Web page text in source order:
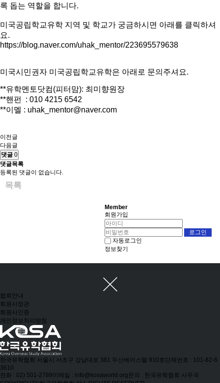
록 돕는 역할을 합니다.
미국공립학교유학 지역 및 학교가 궁금하시면 아래를 클릭하셔
요.
https://blog.naver.com/uhak_mentor/223695579638
미국시민권자 미국공립학교유학은 아래로 문의주셔요.
**유학멘토닷컴(피터맘): 최미향원장
**핸펀 : 010 4215 6542
**이멜 : uhak_mentor@naver.com
이전글
다음글
댓글 0
댓글목록
등록된 댓글이 없습니다.
목록
Member
회원가입
자동로그인
정보찾기
협회안내
회원사정관
회원사인증
개인정보처리방침
한국유학협회 서울시 서초구 강남대로 381 두산베어스텔 910호 단체번호 : 101-82-6
3610
전화 : 02) 501-2789이메일 : info@kosaworld.org문의 : 한국유학협회 사무국